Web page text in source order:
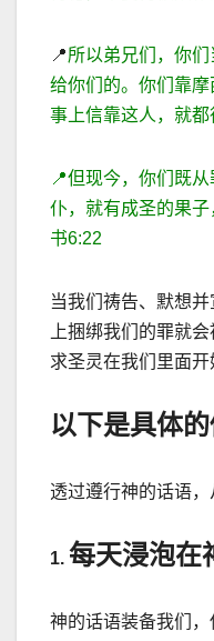
📍所以弟兄们，你
给你们的。你们靠
事上信靠这人，就
📍但现今，你们既
仆，就有成圣的果子
书6:22
当我们祷告、默想
上捆绑我们的罪就
求圣灵在我们里面开
以下是具体
透过遵行神的话语
1. 每天浸泡在
神的话语装备我们